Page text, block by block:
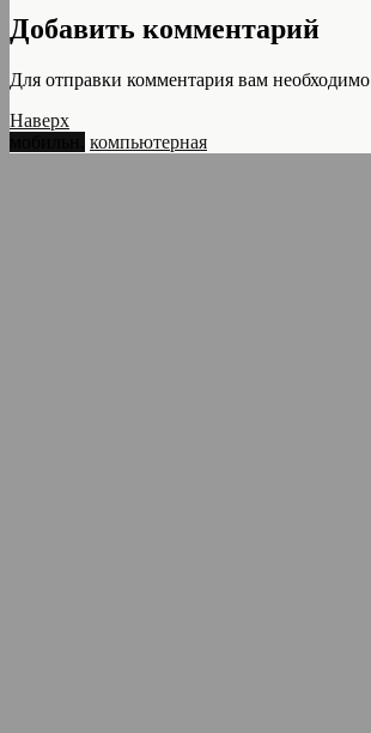
Добавить комментарий
Для отправки комментария вам необходимо
Наверх
компьютерная